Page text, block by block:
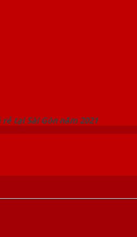
tại Sài Gòn năm 2021